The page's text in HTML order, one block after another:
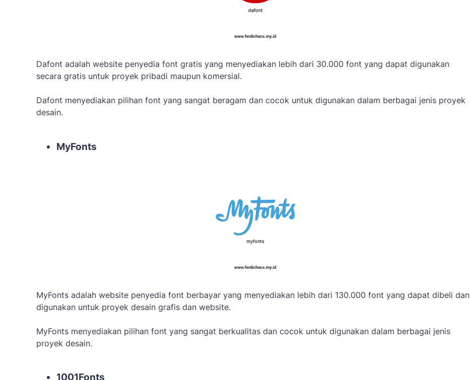
Dafont adalah website penyedia font gratis yang menyediakan lebih dari 30.000 font yang dapat digunakan
secara gratis untuk proyek pribadi maupun komersial.
Dafont menyediakan pilihan font yang sangat beragam dan cocok untuk digunakan dalam berbagai jenis proyek
desain.
MyFonts
MyFonts adalah website penyedia font berbayar yang menyediakan lebih dari 130.000 font yang dapat dibeli dan
digunakan untuk proyek desain grafis dan website.
MyFonts menyediakan pilihan font yang sangat berkualitas dan cocok untuk digunakan dalam berbagai jenis
proyek desain.
1001Fonts